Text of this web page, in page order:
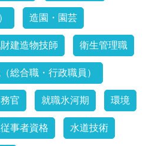
造園・園芸
建造物技師 衛生管理職
総合職・行政職員）
官 就職氷河期 環境
事者資格 水道技術